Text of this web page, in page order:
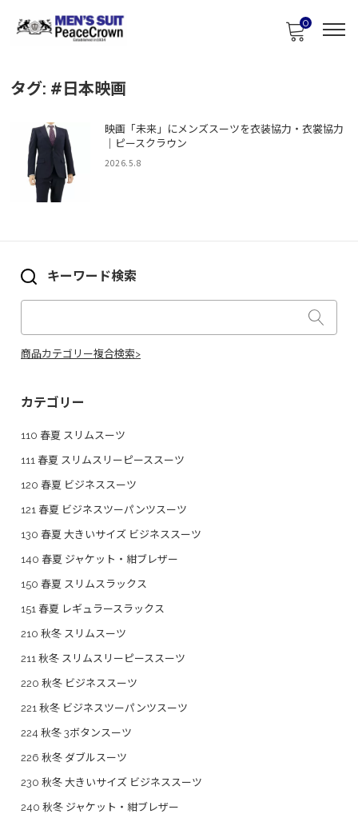
0
タグ: #日本映画
映画「未来」にメンズスーツを衣装協力・衣裳協力
｜ピースクラウン
2026.5.8
キーワード検索
商品カテゴリー複合検索>
カテゴリー
110 春夏 スリムスーツ
111 春夏 スリムスリーピーススーツ
120 春夏 ビジネススーツ
121 春夏 ビジネスツーパンツスーツ
130 春夏 大きいサイズ ビジネススーツ
140 春夏 ジャケット・紺ブレザー
150 春夏 スリムスラックス
151 春夏 レギュラースラックス
210 秋冬 スリムスーツ
211 秋冬 スリムスリーピーススーツ
220 秋冬 ビジネススーツ
221 秋冬 ビジネスツーパンツスーツ
224 秋冬 3ボタンスーツ
226 秋冬 ダブルスーツ
230 秋冬 大きいサイズ ビジネススーツ
240 秋冬 ジャケット・紺ブレザー